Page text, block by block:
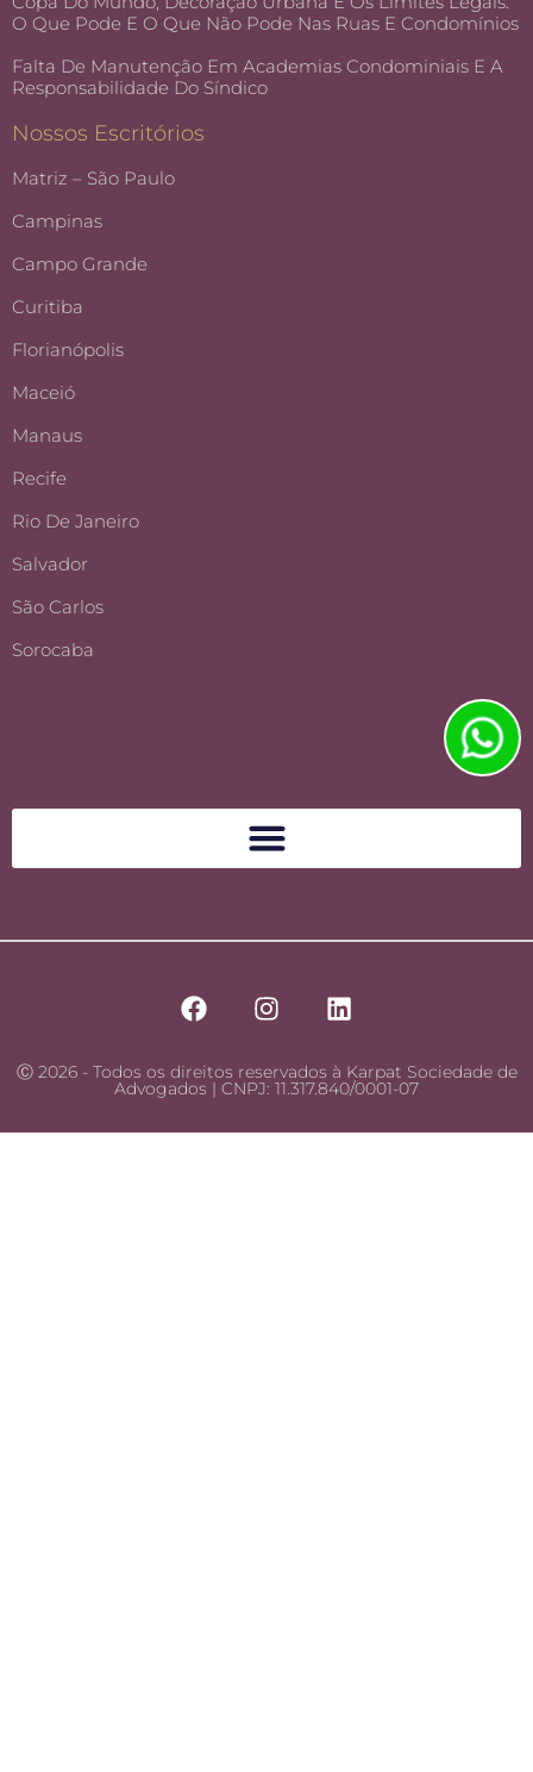
O Que Pode E O Que Não Pode Nas Ruas E Condomínios
Falta De Manutenção Em Academias Condominiais E A
Responsabilidade Do Síndico
Nossos Escritórios
Matriz – São Paulo
Campinas
Campo Grande
Curitiba
Florianópolis
Maceió
Manaus
Recife
Rio De Janeiro
Salvador
São Carlos
Sorocaba
Ⓒ 2026 - Todos os direitos reservados à Karpat Sociedade de
Advogados | CNPJ: 11.317.840/0001-07